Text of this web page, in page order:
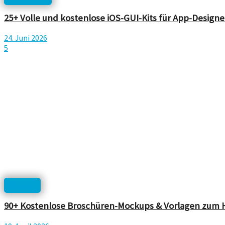
25+ Volle und kostenlose iOS-GUI-Kits für App-
24. Juni 2026
5
90+ Kostenlose Broschüren-Mockups & Vorlagen